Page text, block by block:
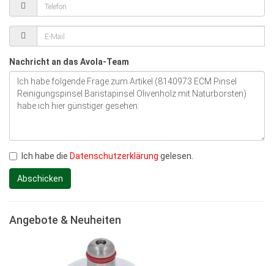
Nachricht an das Avola-Team
Ich habe die Datenschutzerklärung gelesen.
Angebote & Neuheiten